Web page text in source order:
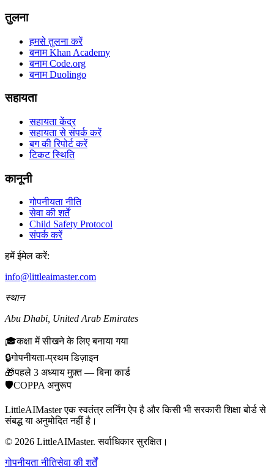
तुलना
हमसे तुलना करें
बनाम Khan Academy
बनाम Code.org
बनाम Duolingo
सहायता
सहायता केंद्र
सहायता से संपर्क करें
बग की रिपोर्ट करें
टिकट स्थिति
कानूनी
गोपनीयता नीति
सेवा की शर्तें
Child Safety Protocol
संपर्क करें
हमें ईमेल करें:
info@littleaimaster.com
स्थान
Abu Dhabi, United Arab Emirates
🎓कक्षा में सीखने के लिए बनाया गया
🔒गोपनीयता-प्रथम डिज़ाइन
🎁पहले 3 अध्याय मुफ़्त — बिना कार्ड
🛡️COPPA अनुरूप
LittleAIMaster एक स्वतंत्र लर्निंग ऐप है और किसी भी सरकारी शिक्षा बोर्ड से
संबद्ध या अनुमोदित नहीं है।
© 2026 LittleAIMaster. सर्वाधिकार सुरक्षित।
गोपनीयता नीतिसेवा की शर्तें